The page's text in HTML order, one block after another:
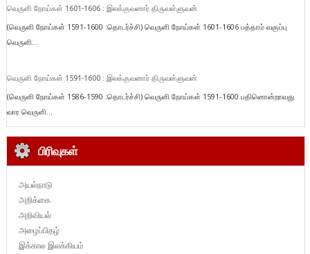
வெருளி நோய்கள் 1601-1606 : இலக்குவனார் திருவள்ளுவன்
(வெருளி நோய்கள் 1591-1600 :தொடர்ச்சி) வெருளி நோய்கள் 1601-1606 பத்தாம் வகுப்பு
வெருளி...
வெருளி நோய்கள் 1591-1600 : இலக்குவனார் திருவள்ளுவன்
(வெருளி நோய்கள் 1586-1590 :தொடர்ச்சி) வெருளி நோய்கள் 1591-1600 பதினொன்றாவது
வார வெருளி...
பிரிவுகள்
அயல்நாடு
அறிக்கை
அறிவியல்
அழைப்பிதழ்
இக்கால இலக்கியம்